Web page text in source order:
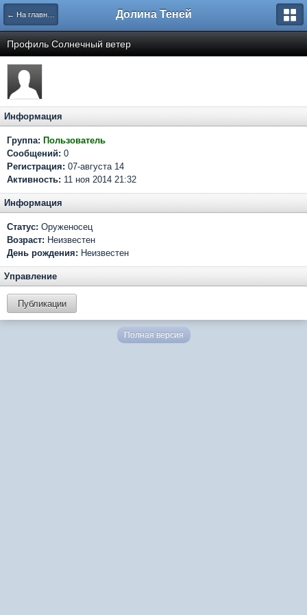
← На главную Долина Теней
Профиль Солнечный ветер
Информация
Группа: Пользователь
Сообщений: 0
Регистрация: 07-августа 14
Активность: 11 ноя 2014 21:32
Информация
Статус: Оруженосец
Возраст: Неизвестен
День рождения: Неизвестен
Управление
Публикации
Полная версия